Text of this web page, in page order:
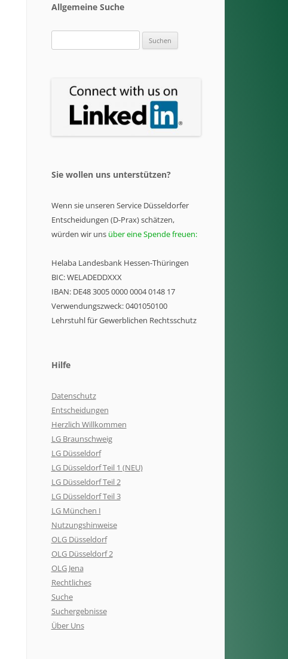
Allgemeine Suche
nach:
Sie wollen uns unterstützen?
Wenn sie unseren Service Düsseldorfer
Entscheidungen (D-Prax) schätzen,
würden wir uns über eine Spende freuen:
Helaba Landesbank Hessen-Thüringen
BIC: WELADEDDXXX
IBAN: DE48 3005 0000 0004 0148 17
Verwendungszweck: 0401050100
Lehrstuhl für Gewerblichen Rechtsschutz
Hilfe
Datenschutz
Entscheidungen
Herzlich Willkommen
LG Braunschweig
LG Düsseldorf
LG Düsseldorf Teil 1 (NEU)
LG Düsseldorf Teil 2
LG Düsseldorf Teil 3
LG München I
Nutzungshinweise
OLG Düsseldorf
OLG Düsseldorf 2
OLG Jena
Rechtliches
Suche
Suchergebnisse
Über Uns